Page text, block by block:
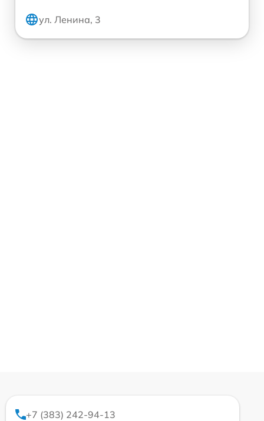
ул. Ленина, 3
+7 (383) 242-94-13